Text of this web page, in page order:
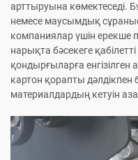
арттыруына көмектеседі.
немесе маусымдық
компаниялар үшін ерекше
нарықта бәсекеге
қондырғыларға
картон қорапты
материалдардың кетуін